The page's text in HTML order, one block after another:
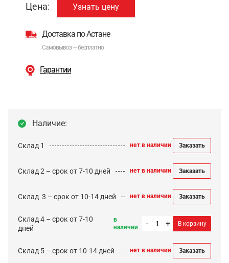
Цена: Узнать цену
Доставка по Астане
Самовывоз — бесплатно
Гарантии
Наличие:
Склад 1 нет в наличии Заказать
Склад 2 – срок от 7-10 дней нет в наличии Заказать
Cклад 3 – срок от 10-14 дней нет в наличии Заказать
Склад 4 – срок от 7-10
дней
в
наличии
- + В корзину
Склад 5 – срок от 10-14 дней нет в наличии Заказать